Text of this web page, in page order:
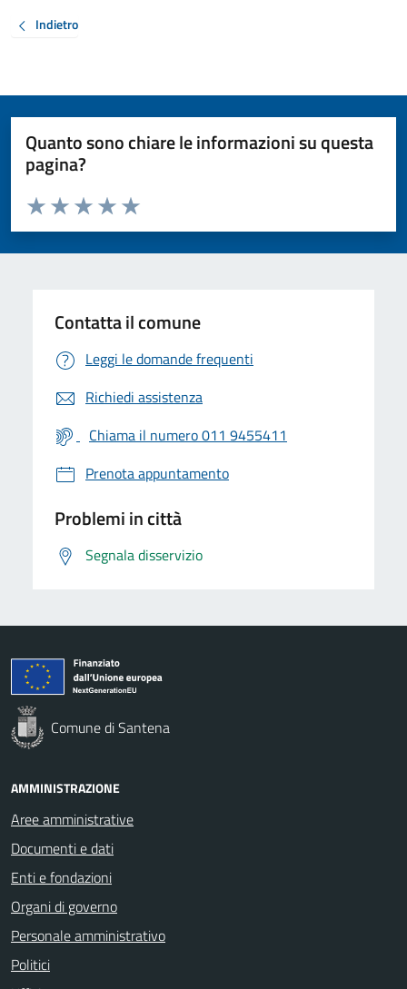
Indietro
Quanto sono chiare le informazioni su questa
pagina?
Valuta da 1 a 5 stelle la pagina
Valuta 5 stelle su 5
Valuta 4 stelle su 5
Valuta 3 stelle su 5
Valuta 2 stelle su 5
Valuta 1 stelle su 5
Contatta il comune
Leggi le domande frequenti
Richiedi assistenza
Chiama il numero 011 9455411
Prenota appuntamento
Problemi in città
Segnala disservizio
Comune di Santena
AMMINISTRAZIONE
Aree amministrative
Documenti e dati
Enti e fondazioni
Organi di governo
Personale amministrativo
Politici